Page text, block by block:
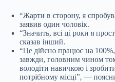
“Жарти в сторону, я
заявив один чоловік.
“Значить, всі ці роки я
сказав інший.
“Це дійсно працює на
завжди, головним чином
володіти навичкою і
потрібному місці”, —